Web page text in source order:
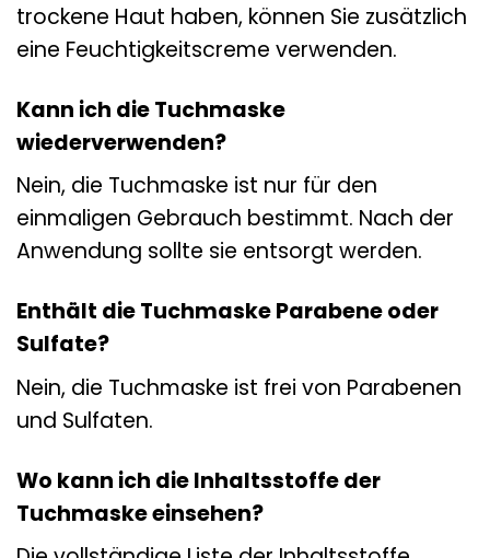
trockene Haut haben, können Sie zusätzlich
eine Feuchtigkeitscreme verwenden.
Kann ich die Tuchmaske
wiederverwenden?
Nein, die Tuchmaske ist nur für den
einmaligen Gebrauch bestimmt. Nach der
Anwendung sollte sie entsorgt werden.
Enthält die Tuchmaske Parabene oder
Sulfate?
Nein, die Tuchmaske ist frei von Parabenen
und Sulfaten.
Wo kann ich die Inhaltsstoffe der
Tuchmaske einsehen?